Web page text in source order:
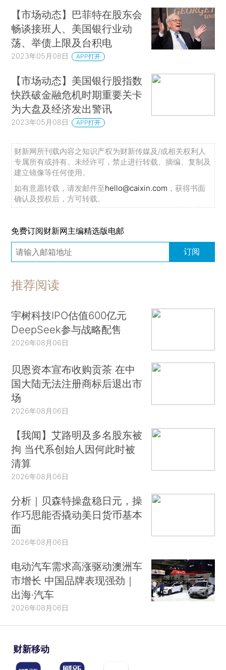
【市场动态】巴菲特在股东会
畅谈接班人、美国银行业动
荡、举债上限及台积电
2023年05月08日 APP打开
【市场动态】美国银行股指数
快跌破金融危机时期重要关卡
为大盘及经济发出警讯
2023年05月08日 APP打开
财新网所刊载内容之知识产权为财新传媒及/或相关权利人
专属所有或持有。未经许可，禁止进行转载、摘编、复制及
建立镜像等任何使用。
如有意愿转载，请发邮件至hello@caixin.com ，获得书面
确认及授权后，方可转载。
免费订阅财新网主编精选版电邮
订阅
推荐阅读
宇树科技IPO估值600亿元
DeepSeek参与战略配售
2026年08月06日
贝恩资本宣布收购贡茶 在中
国大陆无法注册商标后退出市
场
2026年08月06日
【我闻】艾路明及多名股东被
拘 当代系创始人因何此时被
清算
2026年08月06日
分析｜贝森特操盘稳日元，操
作巧思能否撬动美日货币基本
面
2026年08月06日
电动汽车需求高涨驱动澳洲车
市增长 中国品牌表现强劲｜
出海·汽车
2026年08月06日
财新移动